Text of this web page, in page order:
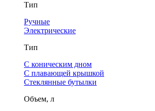
Тип
Ручные
Электрические
Тип
С коническим дном
С плавающей крышкой
Стеклянные бутылки
Объем, л